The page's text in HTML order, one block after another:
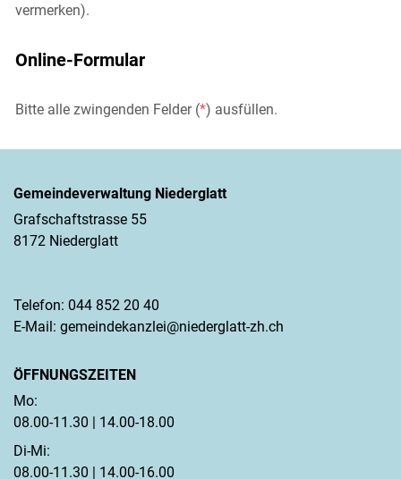
vermerken).
Online-Formular
Bitte alle zwingenden Felder (*) ausfüllen.
Gemeindeverwaltung Niederglatt
Grafschaftstrasse 55
8172 Niederglatt
Telefon: 044 852 20 40
E-Mail: gemeindekanzlei@niederglatt-zh.ch
ÖFFNUNGSZEITEN
Mo:
08.00-11.30 | 14.00-18.00
Di-Mi:
08.00-11.30 | 14.00-16.00